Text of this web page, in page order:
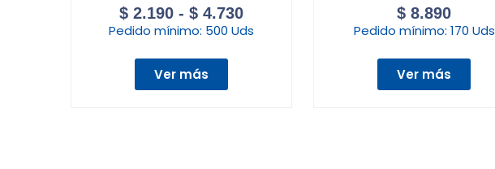
$ 2.190 - $ 4.730
Pedido mínimo: 500 Uds
Ver más
$ 8.890
Pedido mínimo: 170 Uds
Ver más